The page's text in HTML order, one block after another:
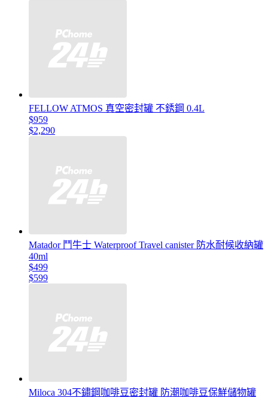
FELLOW ATMOS 真空密封罐 不銹鋼 0.4L
$959
$2,290
Matador 鬥牛士 Waterproof Travel canister 防水耐候收納罐
40ml
$499
$599
Miloca 304不鏽鋼咖啡豆密封罐 防潮咖啡豆保鮮儲物罐